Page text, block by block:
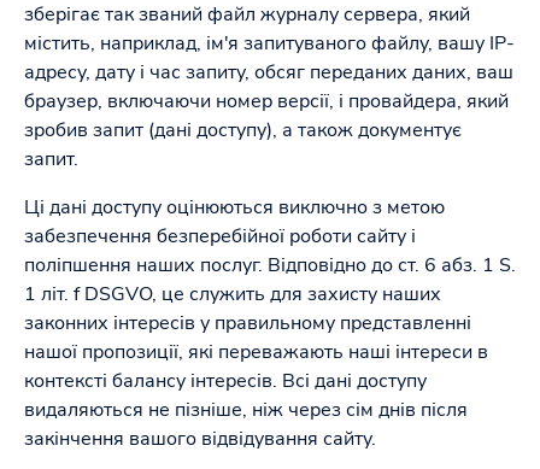
зберігає так званий файл журналу сервера, який
містить, наприклад, ім'я запитуваного файлу, вашу IP-
адресу, дату і час запиту, обсяг переданих даних, ваш
браузер, включаючи номер версії, і провайдера, який
зробив запит (дані доступу), а також документує
запит.
Ці дані доступу оцінюються виключно з метою
забезпечення безперебійної роботи сайту і
поліпшення наших послуг. Відповідно до ст. 6 абз. 1 S.
1 літ. f DSGVO, це служить для захисту наших
законних інтересів у правильному представленні
нашої пропозиції, які переважають наші інтереси в
контексті балансу інтересів. Всі дані доступу
видаляються не пізніше, ніж через сім днів після
закінчення вашого відвідування сайту.